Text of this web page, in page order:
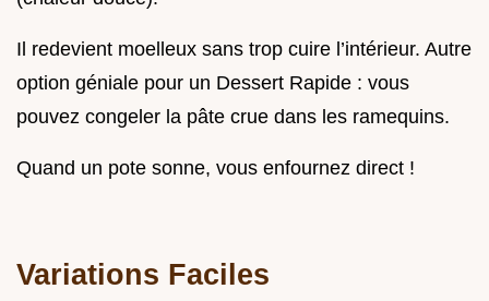
Il redevient moelleux sans trop cuire l’intérieur. Autre
option géniale pour un Dessert Rapide : vous
pouvez congeler la pâte crue dans les ramequins.
Quand un pote sonne, vous enfournez direct !
Variations Faciles